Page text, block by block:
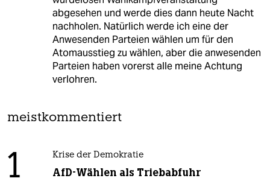
abgesehen und werde dies dann heute Nacht
nachholen. Natürlich werde ich eine der
Anwesenden Parteien wählen um für den
Atomausstieg zu wählen, aber die anwesenden
Parteien haben vorerst alle meine Achtung
verlohren.
meistkommentiert
1 Krise der Demokratie
AfD-Wählen als Triebabfuhr